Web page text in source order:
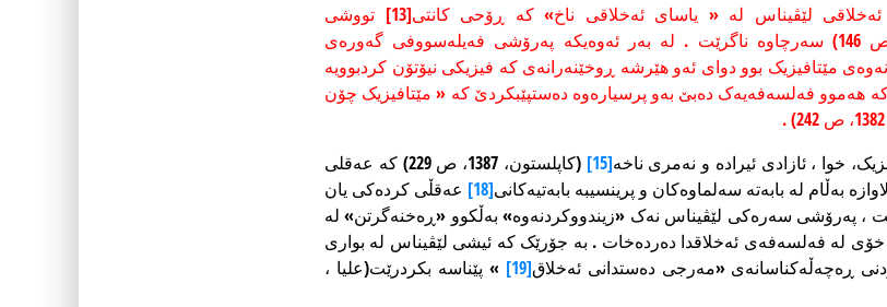
ئەخلاقی لێڤیناس لە « یاسای ئەخلاقی ناخ» کە ڕۆحی کانتی[13]
تووشی
سەرسووڕمان کرد (زاگال، 1386، ص 146) سەرچاوە ناگرێت . لە بەر ئەوەیکە پەرۆشی فەیلەسووفی گەورەی
مێتافیزیک بوو دوای ئەو هێرشە ڕوخێنەرانەی کە فیزیکی نیۆتۆن کردبوویە
هەموو فەلسەفەیەک دەبێ بەو پرسیارەوە دەستپێبکردێ کە « مێتافیزیک چۆن
خوا ، ئازادی ئیرادە و نەمری ناخە[15]
(کاپلستون، 1387، ص 229) کە عەقلی
بەڵام لە بابەتە سەلماوەکان و پرینسیبە بابەتیەکانی[18]
عەقڵی کردەکی یان
، پەرۆشی سەرەکی لێڤیناس نەک «زیندووکردنەوە» بەڵکوو «ڕەخنەگرتن» لە
خۆی لە فەلسەفەی ئەخلاقدا دەردەخات . بە جۆرێک کە ئیشی لێڤیناس لە بواری
ڕەچەڵەکناسانەی «مەرجی دەستدانی ئەخلاق[19]
» پێناسە بکردرێت(علیا ،